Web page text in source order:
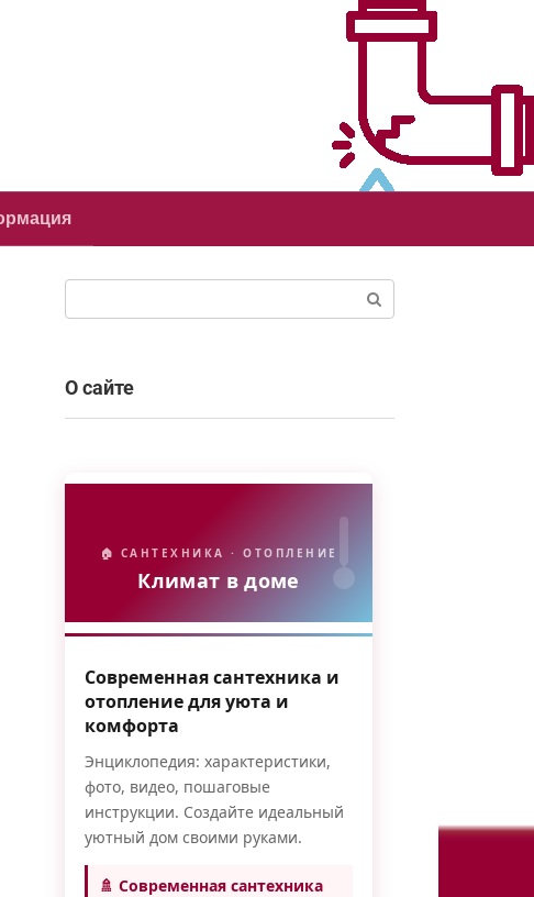
О сайте
🏠 САНТЕХНИКА · ОТОПЛЕНИЕ
Климат в доме
Современная сантехника и
отопление для уюта и
комфорта
Энциклопедия: характеристики,
фото, видео, пошаговые
инструкции. Создайте идеальный
уютный дом своими руками.
🚿 Современная сантехника